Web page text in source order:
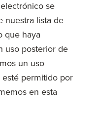
se
nuestra lista de
que haya
uso posterior de
un uso
permitido por
en esta